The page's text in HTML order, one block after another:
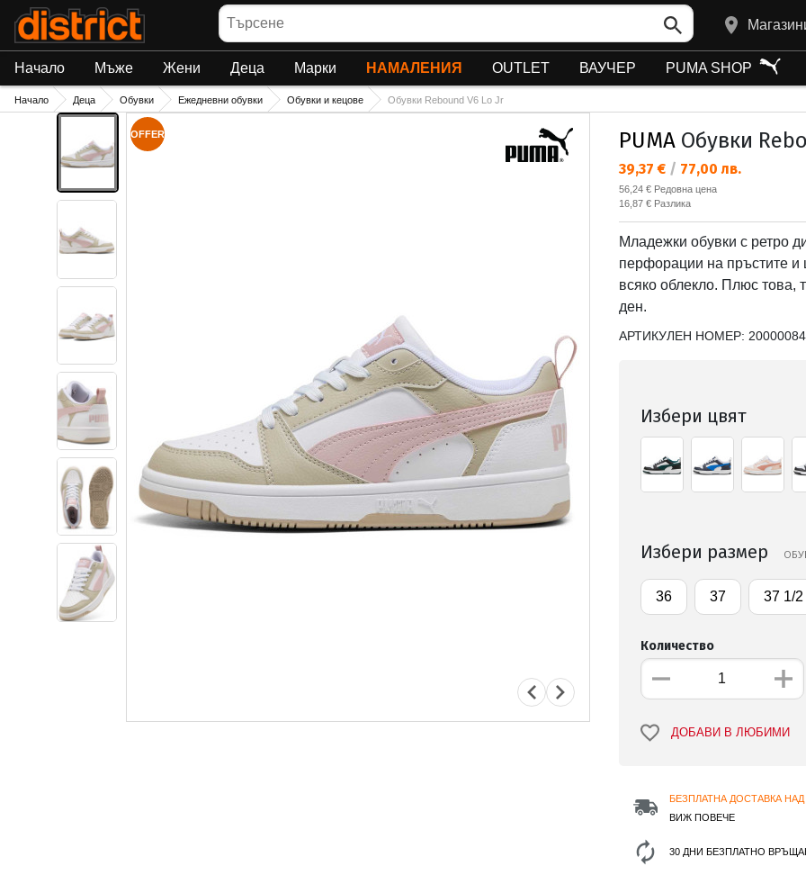
Търсене
Начало Мъже Жени Деца Марки НАМАЛЕНИЯ OUTLET ВАУЧЕР PUMA SHOP
Начало Деца Обувки Ежедневни обувки Обувки и кецове Обувки Rebound V6 Lo Jr
OFFER PUMA Обувки
Текуща цена:
39,37 € / 77,00 лв.
Редовна цена:
56,24 € Редовна цена
Спестявате:
16,87 € Разлика
Младежки обувки с ретро
перфорации на пръстите и
всяко облекло. Плюс това,
ден.
АРТИКУЛЕН НОМЕР:
Избери цвят
Избери размер
36 37 37 1/2
Количество
ДОБАВИ В ЛЮБИМИ
БЕЗПЛАТНА ДОСТАВКА НАД
ВИЖ ПОВЕЧЕ
30 ДНИ БЕЗПЛАТНО